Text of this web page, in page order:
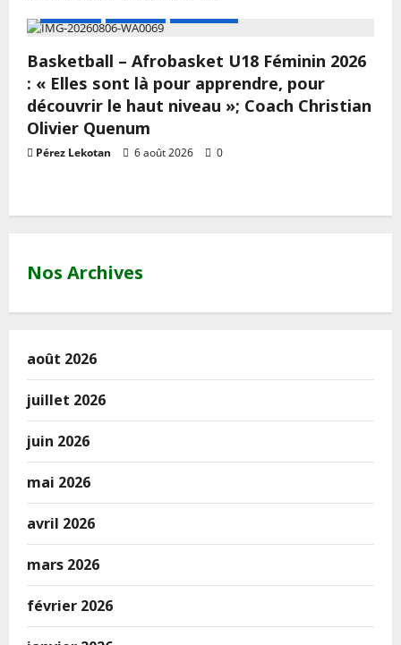
Basketball – Afrobasket U18 Féminin 2026
: « Elles sont là pour apprendre, pour
découvrir le haut niveau »; Coach Christian
Olivier Quenum
Pérez Lekotan 6 août 2026 0
Nos Archives
août 2026
juillet 2026
juin 2026
mai 2026
avril 2026
mars 2026
février 2026